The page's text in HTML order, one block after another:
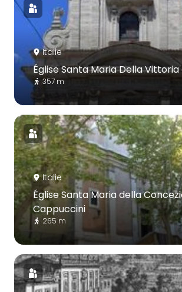
Italie
Église Santa Maria Della Vittoria
357 m
Italie
Église Santa Maria della
Cappuccini
265 m